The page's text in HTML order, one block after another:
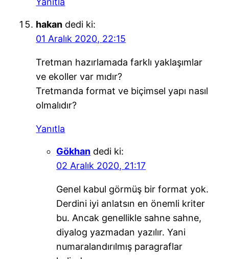
hakan dedi ki:
01 Aralık 2020, 22:15
Tretman hazırlamada farklı yaklaşımlar
ve ekoller var mıdır?
Tretmanda format ve biçimsel yapı nasıl
olmalıdır?
Yanıtla
Gökhan dedi ki:
02 Aralık 2020, 21:17
Genel kabul görmüş bir format yok.
Derdini iyi anlatsın en önemli kriter
bu. Ancak genellikle sahne sahne,
diyalog yazmadan yazılır. Yani
numaralandırılmış paragraflar